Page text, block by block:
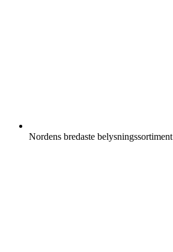
Nordens bredaste belysningssortiment